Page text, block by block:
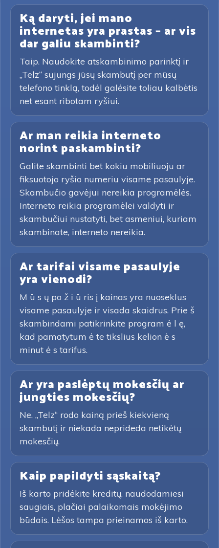
Ką daryti, jei mano
internetas yra prastas – ar vis
dar galiu skambinti?
Taip. Naudokite atskambinimo parinktį ir
„Telz“ sujungs jūsų skambutį per mūsų
telefono tinklą, todėl galėsite toliau kalbėtis
net esant ribotam ryšiui.
Ar man reikia interneto
norint paskambinti?
Galite skambinti bet kokiu mobiliuoju ar
fiksuotojo ryšio numeriu visame pasaulyje.
Skambučio gavėjui nereikia programėlės.
Interneto reikia programėlei valdyti ir
skambučiui nustatyti, bet asmeniui, kuriam
skambinate, interneto nereikia.
Ar tarifai visame pasaulyje
yra vienodi?
M ū s ų po ž i ū ris į kainas yra nuoseklus
visame pasaulyje ir visada skaidrus. Prie š
skambindami patikrinkite program ė l ę,
kad pamatytum ė te tikslius kelion ė s
minut ė s tarifus.
Ar yra paslėptų mokesčių ar
jungties mokesčių?
Ne. „Telz“ rodo kainą prieš kiekvieną
skambutį ir niekada neprideda netikėtų
mokesčių.
Kaip papildyti sąskaitą?
Iš karto pridėkite kreditų, naudodamiesi
saugiais, plačiai palaikomais mokėjimo
būdais. Lėšos tampa prieinamos iš karto.